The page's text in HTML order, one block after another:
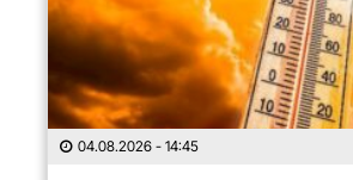
04.08.2026 - 14:45